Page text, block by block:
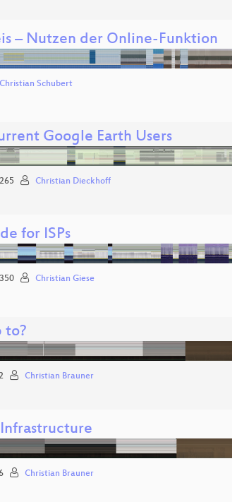
– Nutzen der Online‑Funktion
Christian Schubert
Google Earth Users
265 Christian Dieckhoff
for ISPs
350 Christian Giese
to?
Christian Brauner
Christian Brauner